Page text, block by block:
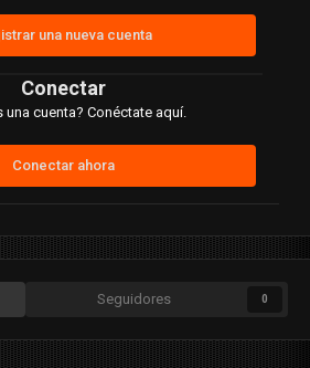
una nueva cuenta
Conectar
una cuenta? Conéctate aquí.
Conectar ahora
Seguidores 0